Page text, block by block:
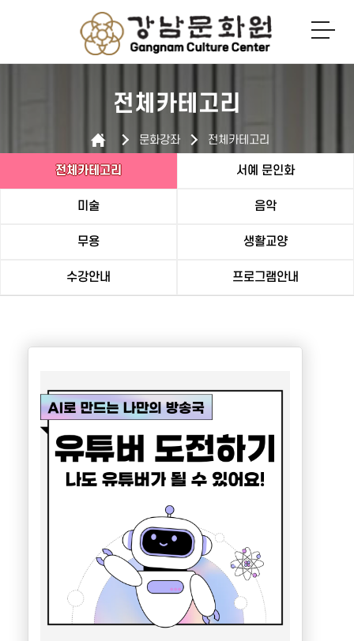
로그인
전체카테고리
문화강좌 전체카테고리
전체카테고리 서예 문인화
미술 음악
무용 생활교양
수강안내 프로그램안내